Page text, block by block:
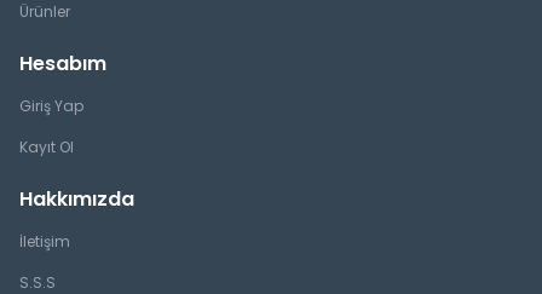
Ürünler
Hesabım
Giriş Yap
Kayıt Ol
Hakkımızda
İletişim
S.S.S